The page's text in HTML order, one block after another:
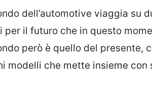
dell’automotive viaggia su
per il futuro che in questo
però è quello del presente,
modelli che mette insieme con